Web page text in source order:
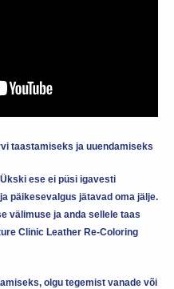
taastamiseks ja uuendamiseks
ese ei püsi igavesti
päikesevalgus jätavad oma jälje.
välimuse ja anda sellele taas
Clinic Leather Re-Coloring
olgu tegemist vanade või